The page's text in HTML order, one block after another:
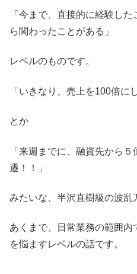
「今まで、直接的に経験し
ら関わったことがある」
レベルのものです。
「いきなり、売上を100倍に
とか
「来週までに、融資先から
遷！！」
みたいな、半沢直樹級の波乱
あくまで、日常業務の範囲
を悩ますレベルの話です。